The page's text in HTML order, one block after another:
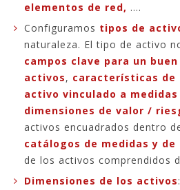
elementos de red, ....
Configuramos tipos de
naturaleza. El tipo de activo
campos clave para un
activos, características de
activo vinculado a
dimensiones de valor /
activos encuadrados dentro
catálogos de medidas y
de los activos comprendidos
Dimensiones de los activos